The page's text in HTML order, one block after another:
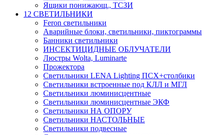
Ящики понижающ., ТСЗИ
12 СВЕТИЛЬНИКИ
Feron светильники
Аварийные блоки, светильники, пиктограммы
Банники светильники
ИНСЕКТИЦИДНЫЕ ОБЛУЧАТЕЛИ
Люстры Wolta, Luminarte
Прожектора
Светильники LENA Lighting ПСХ+столбики
Светильники встроенные под КЛЛ и МГЛ
Светильники люминисцентные
Светильники люминисцентные ЭКФ
Светильники НА ОПОРУ
Светильники НАСТОЛЬНЫЕ
Светильники подвесные